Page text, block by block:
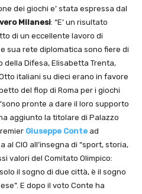
dei giochi e’ stata espressa dal
Milanesi: “E’ un risultato
di un eccellente lavoro di
sua rete diplomatica sono fiere di
della Difesa, Elisabetta Trenta,
italiani su dieci erano in favore
del flop di Roma per i giochi
pronte a dare il loro supporto
aggiunto la titolare di Palazzo
Giuseppe Conte ad
CIO all’insegna di “sport, storia,
valori del Comitato Olimpico:
il sogno di due città, è il sogno
E dopo il voto Conte ha